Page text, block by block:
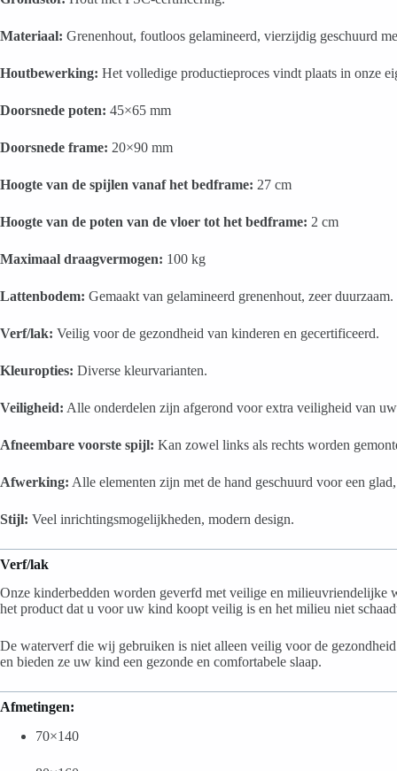
Materiaal: Grenenhout, foutloos gelamineerd, vierzijdig geschuurd
Houtbewerking: Het volledige productieproces vindt plaats in onze
Doorsnede poten: 45×65 mm
Doorsnede frame: 20×90 mm
Hoogte van de spijlen vanaf het bedframe: 27 cm
Hoogte van de poten van de vloer tot het bedframe: 2 cm
Maximaal draagvermogen: 100 kg
Lattenbodem: Gemaakt van gelamineerd grenenhout, zeer
Verf/lak: Veilig voor de gezondheid van kinderen en gecertificeerd.
Kleuropties: Diverse kleurvarianten.
Veiligheid: Alle onderdelen zijn afgerond voor extra veiligheid van
Afneembare voorste spijl: Kan zowel links als rechts worden
Afwerking: Alle elementen zijn met de hand geschuurd voor een
Stijl: Veel inrichtingsmogelijkheden, modern design.
Verf/lak
Onze kinderbedden worden geverfd met veilige en milieuvriendelijke
het product dat u voor uw kind koopt veilig is en het milieu niet
De waterverf die wij gebruiken is niet alleen veilig voor de
en bieden ze uw kind een gezonde en comfortabele slaap.
Afmetingen:
70×140